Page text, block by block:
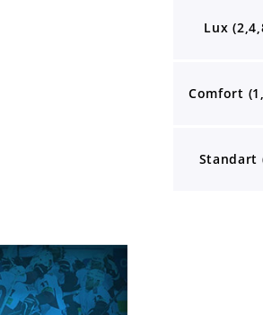
Lux
Comfort
Standart